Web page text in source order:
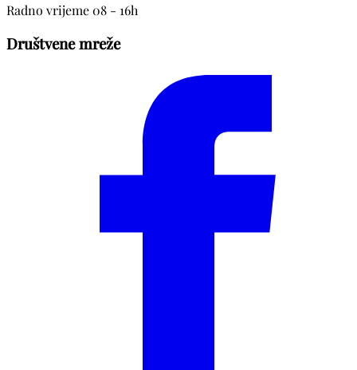
Radno vrijeme 08 - 16h
Društvene mreže